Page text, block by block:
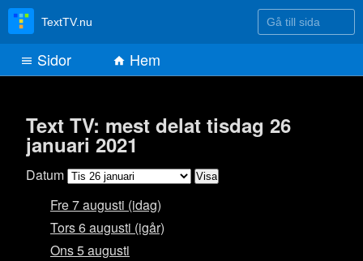
Text TV: mest delat tisdag 26
januari 2021
Datum
Fre 7 augusti (idag)
Tors 6 augusti (igår)
Ons 5 augusti
TextTV.nu Gå till sida
Sidor Hem